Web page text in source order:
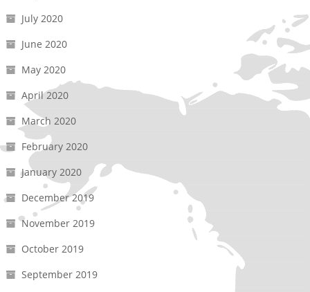
July 2020
June 2020
May 2020
April 2020
March 2020
February 2020
January 2020
December 2019
November 2019
October 2019
September 2019